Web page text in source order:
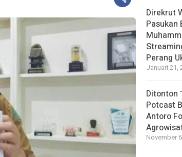
Direkrut
Pasukan
Perang
Januari 21,
Ditonton
Potcast
Antoro
November